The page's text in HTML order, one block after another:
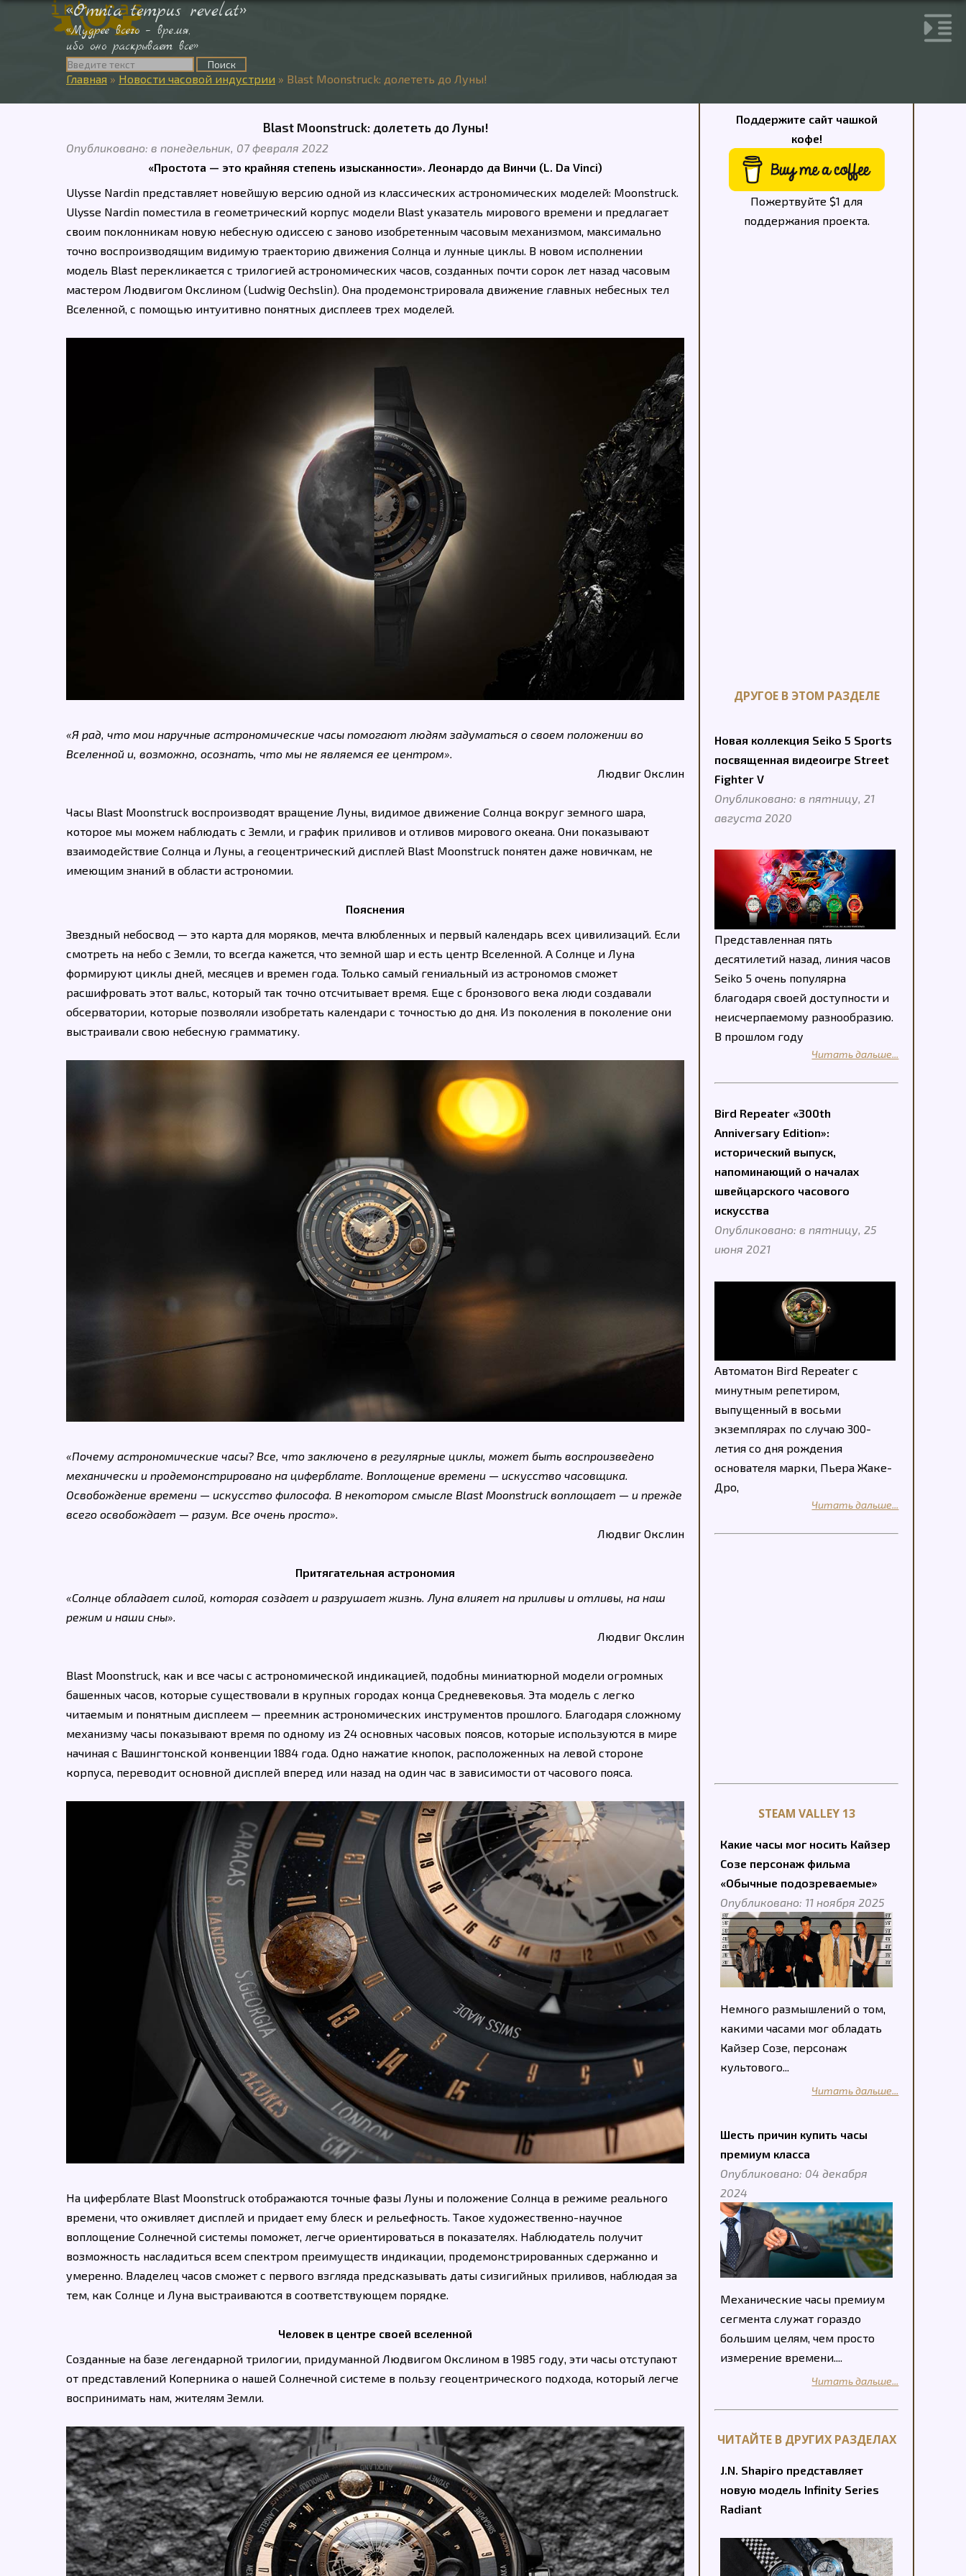
«Omnia tempus revelat»
«Мудрее всего – время,
ибо оно раскрывает все»
Главная » Новости часовой индустрии » Blast Moonstruck: долететь до Луны!
Blast Moonstruck: долететь до Луны!
Опубликовано: в понедельник, 07 февраля 2022
«Простота — это крайняя степень изысканности». Леонардо да Винчи (L. Da Vinci)
Ulysse Nardin представляет новейшую версию одной из классических астрономических моделей: Moonstruck.
Ulysse Nardin поместила в геометрический корпус модели Blast указатель мирового времени и предлагает
своим поклонникам новую небесную одиссею с заново изобретенным часовым механизмом, максимально
точно воспроизводящим видимую траекторию движения Солнца и лунные циклы. В новом исполнении
модель Blast перекликается с трилогией астрономических часов, созданных почти сорок лет назад часовым
мастером Людвигом Окслином (Ludwig Oechslin). Она продемонстрировала движение главных небесных тел
Вселенной, с помощью интуитивно понятных дисплеев трех моделей.
«Я рад, что мои наручные астрономические часы помогают людям задуматься о своем положении во
Вселенной и, возможно, осознать, что мы не являемся ее центром».
Людвиг Окслин
Часы Blast Moonstruck воспроизводят вращение Луны, видимое движение Солнца вокруг земного шара,
которое мы можем наблюдать с Земли, и⁯⁪ график приливов и отливов мирового океана. Они показывают
взаимодействие Солнца и Луны, а геоцентрический дисплей Blast Moonstruck понятен даже новичкам, не
имеющим знаний в области астрономии.
Пояснения
Звездный небосвод — это карта для моряков, мечта влюбленных и первый календарь всех цивилизаций. Если
смотреть на небо с Земли, то всегда кажется, что земной шар и есть центр Вселенной. А Солнце и Луна
формируют циклы дней, месяцев и времен года. Только самый гениальный из астрономов сможет
расшифровать этот вальс, который так точно отсчитывает время. Еще с бронзового века люди создавали
обсерватории, которые позволяли изобретать календари с точностью до дня. Из поколения в поколение они
выстраивали свою небесную грамматику.
«Почему астрономические часы? Все, что заключено в регулярные циклы, может быть воспроизведено
механически и продемонстрировано на циферблате. Воплощение времени — искусство часовщика.
Освобождение времени — искусство философа. В некотором смысле Blast Moonstruck воплощает — и прежде
всего освобождает — разум. Все очень просто».
Людвиг Окслин
Притягательная астрономия
«Солнце обладает силой, которая создает и разрушает жизнь. Луна влияет на приливы и отливы, на наш
режим и наши сны».
Людвиг Окслин
Blast Moonstruck, как и все часы с астрономической индикацией, подобны миниатюрной модели огромных
башенных часов, которые существовали в крупных городах конца Средневековья. Эта модель с легко
читаемым и понятным дисплеем — преемник астрономических инструментов прошлого. Благодаря сложному
механизму часы показывают время по одному из 24 основных часовых поясов, которые используются в мире
начиная с Вашингтонской конвенции 1884 года. Одно нажатие кнопок, расположенных на левой стороне
корпуса, переводит основной дисплей вперед или назад на один час в зависимости от часового пояса.
На циферблате Blast Moonstruck отображаются точные фазы Луны и положение Солнца в режиме реального
времени, что оживляет дисплей и придает ему блеск и рельефность. Такое художественно-научное
воплощение Солнечной системы поможет, легче ориентироваться в показателях. Наблюдатель получит
возможность насладиться всем спектром преимуществ индикации, продемонстрированных сдержанно и
умеренно. Владелец часов сможет с первого взгляда предсказывать даты сизигийных приливов, наблюдая за
тем, как Солнце и Луна выстраиваются в соответствующем порядке.
Человек в центре своей вселенной
Созданные на базе легендарной трилогии, придуманной Людвигом Окслином в 1985 году, эти часы отступают
от представлений Коперника о нашей Солнечной системе в пользу геоцентрического подхода, который легче
воспринимать нам, жителям Земли.
Поддержите сайт чашкой
кофе!
Пожертвуйте $1 для
поддержания проекта.
ДРУГОЕ В ЭТОМ РАЗДЕЛЕ
Новая коллекция Seiko 5 Sports
посвященная видеоигре Street
Fighter V
Опубликовано: в пятницу, 21
августа 2020
Представленная пять
десятилетий назад, линия часов
Seiko 5 очень популярна
благодаря своей доступности и
неисчерпаемому разнообразию.
В прошлом году
Читать дальше...
Bird Repeater «300th
Anniversary Edition»:
исторический выпуск,
напоминающий о началах
швейцарского часового
искусства
Опубликовано: в пятницу, 25
июня 2021
Автоматон Bird Repeater с
минутным репетиром,
выпущенный в восьми
экземплярах по случаю 300-
летия со дня рождения
основателя марки, Пьера Жаке-
Дро,
Читать дальше...
STEAM VALLEY 13
Какие часы мог носить Кайзер
Созе персонаж фильма
«Обычные подозреваемые»
Опубликовано: 11 ноября 2025
Немного размышлений о том,
какими часами мог обладать
Кайзер Созе, персонаж
культового...
Читать дальше...
Шесть причин купить часы
премиум класса
Опубликовано: 04 декабря
2024
Механические часы премиум
сегмента служат гораздо
большим целям, чем просто
измерение времени....
Читать дальше...
ЧИТАЙТЕ В ДРУГИХ РАЗДЕЛАХ
J.N. Shapiro представляет
новую модель Infinity Series
Radiant